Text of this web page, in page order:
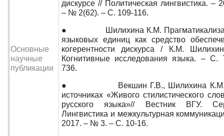
Основные
научные
публикации
дискурсе // Политическая лингвистика. –
– № 2(62). – С. 109-116.
● Шилихина К.М.
языковых единиц как средство
когерентности дискурса / К.М.
Когнитивные исследования языка. – C.
736.
● Векшин Г.В., Шилихина К.М.
источниках «Живого стилистического
русского языка»// Вестник ВГУ.
Лингвистика и межкультурная
2017. – № 3. – С. 10-16.